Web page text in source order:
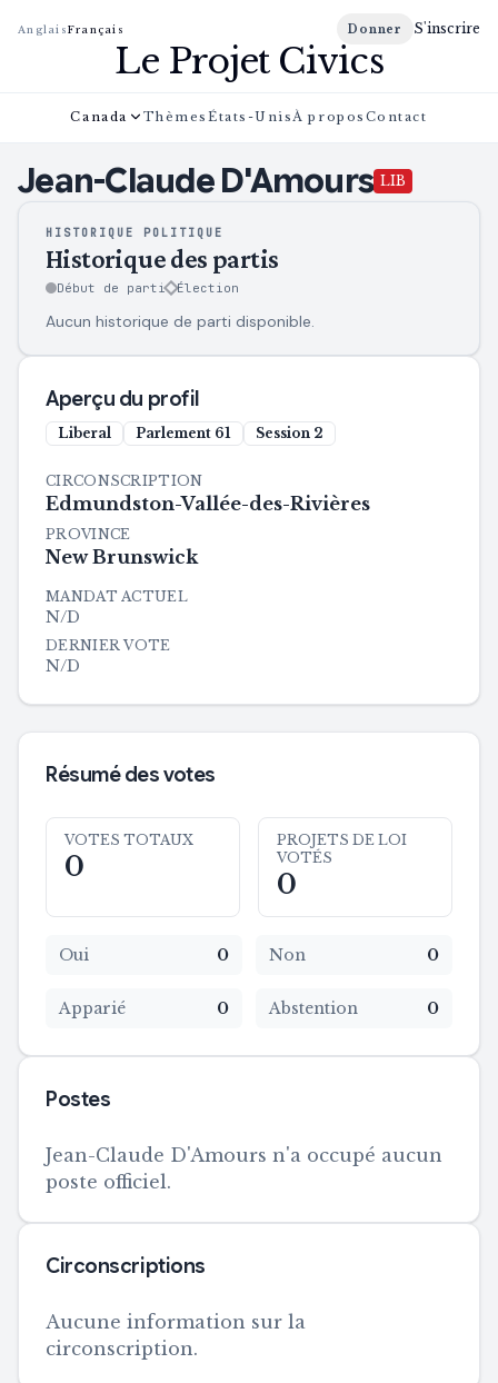
AnglaisFrançais Donner S'inscrire
Le Projet Civics
Canada Thèmes États-Unis À propos Contact
Jean-ClaudeD'Amours LIB
HISTORIQUE POLITIQUE
Historique des partis
Début de parti Élection
Aucun historique de parti disponible.
Aperçu du profil
Liberal Parlement 61 Session 2
CIRCONSCRIPTION
Edmundston-Vallée-des-Rivières
PROVINCE
New Brunswick
MANDAT ACTUEL
N/D
DERNIER VOTE
N/D
Résumé des votes
VOTES TOTAUX
0
PROJETS DE LOI
VOTÉS
0
Oui 0 Non 0
Apparié 0 Abstention 0
Postes
Jean-Claude D'Amours n'a occupé aucun
poste officiel.
Circonscriptions
Aucune information sur la
circonscription.